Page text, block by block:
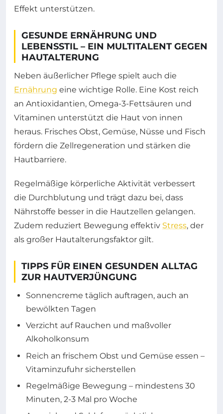
Effekt unterstützen.
GESUNDE ERNÄHRUNG UND
LEBENSSTIL – EIN MULTITALENT GEGEN
HAUTALTERUNG
Neben äußerlicher Pflege spielt auch die
Ernährung eine wichtige Rolle. Eine Kost reich
an Antioxidantien, Omega-3-Fettsäuren und
Vitaminen unterstützt die Haut von innen
heraus. Frisches Obst, Gemüse, Nüsse und Fisch
fördern die Zellregeneration und stärken die
Hautbarriere.
Regelmäßige körperliche Aktivität verbessert
die Durchblutung und trägt dazu bei, dass
Nährstoffe besser in die Hautzellen gelangen.
Zudem reduziert Bewegung effektiv Stress, der
als großer Hautalterungsfaktor gilt.
TIPPS FÜR EINEN GESUNDEN ALLTAG
ZUR HAUTVERJÜNGUNG
Sonnencreme täglich auftragen, auch an
bewölkten Tagen
Verzicht auf Rauchen und maßvoller
Alkoholkonsum
Reich an frischem Obst und Gemüse essen –
Vitaminzufuhr sicherstellen
Regelmäßige Bewegung – mindestens 30
Minuten, 2-3 Mal pro Woche